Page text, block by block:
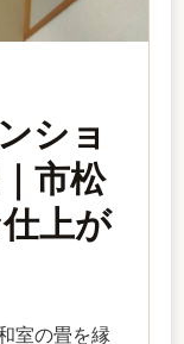
ショ
市松
上が
室の畳を縁